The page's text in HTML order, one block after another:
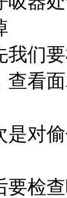
要
查看
偷
查